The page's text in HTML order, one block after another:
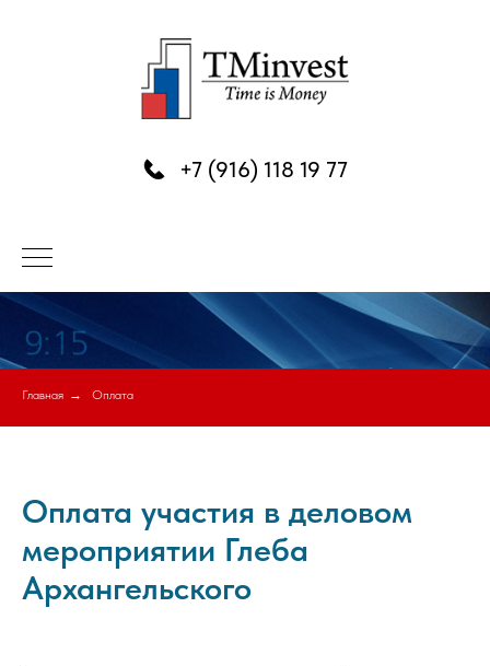
+7 (916) 118 19 77
Главная → Оплата
Оплата участия в деловом
мероприятии Глеба
Архангельского